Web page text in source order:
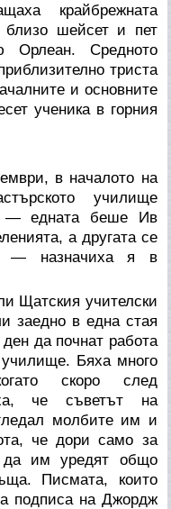
крайбрежната
шейсет и пет
Орлеан. Средното
триста
и основните
ученика в горния
в началото на
училище
— едната беше Ив
а другата се
— назначиха я в
Щатския учителски
заедно в една стая
да почнат работа
Бяха много
скоро след
че съветът на
молбите им и
че дори само за
да им уредят общо
Писмата, които
подписа на Джордж